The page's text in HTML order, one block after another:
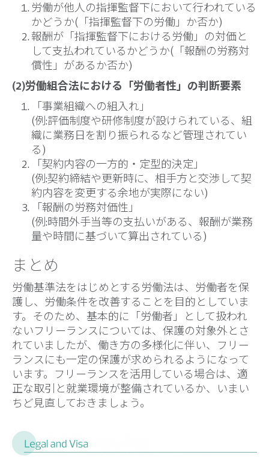
労働が他人の指揮監督下において行われている
かどうか(「指揮監督下の労働」か否か)
報酬が「指揮監督下における労働」の対価と
して支払われているかどうか(「報酬の労務対
償性」があるか否か)
(2)労働組合法における「労働者性」の判断要素
「事業組織への組入れ」
(例:評価制度や研修制度が設けられている、組
織に業務日を割り振られるなど管理されてい
る)
「契約内容の一方的・定型的決定」
(例:契約締結や更新時に、相手方と交渉して契
約内容を変更する余地が実際にない)
「報酬の労務対価性」
(例:時間外手当等の支払いがある、報酬が業務
量や時間に基づいて算出されている)
まとめ
労働基準法をはじめとする労働法は、労働者を保
護し、労働条件を改善することを目的としていま
す。そのため、基本的に「労働者」として扱われ
ないフリーランスについては、保護の対象外とさ
れていましたが、働き方の多様化に伴い、フリー
ランスにも一定の保護が求められるようになって
います。フリーランスを活用している場合は、適
正な取引と就業環境が整備されているか、いまい
ちど見直しておきましょう。